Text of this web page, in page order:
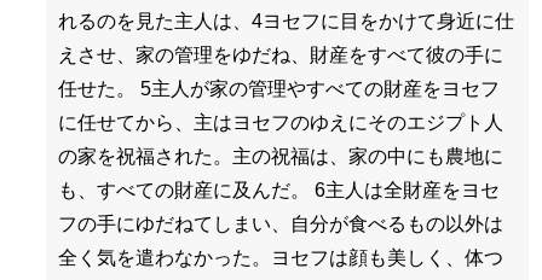
れるのを見た主人は、4ヨセフに目をかけて身近に仕
えさせ、家の管理をゆだね、財産をすべて彼の手に
任せた。 5主人が家の管理やすべての財産をヨセフ
に任せてから、主はヨセフのゆえにそのエジプト人
の家を祝福された。主の祝福は、家の中にも農地に
も、すべての財産に及んだ。 6主人は全財産をヨセ
フの手にゆだねてしまい、自分が食べるもの以外は
全く気を遣わなかった。ヨセフは顔も美しく、体つ